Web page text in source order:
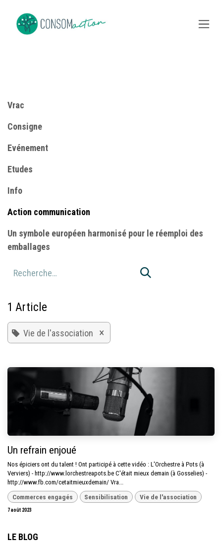
Vrac
Consigne
​Evénement
Etudes
Info
​Action communication
Un symbole européen harmonisé pour le réemploi des
emballages
1 Article
Vie de l'association ×
Un refrain enjoué
Nos épiciers ont du talent ! Ont participé à cette vidéo : L'Orchestre à Pots (à
Verviers) - http://www.lorchestreapots.be C'était mieux demain (à Gosselies) -
http://www.fb.com/cetaitmieuxdemain/ Vra...
Commerces engagés Sensibilisation Vie de l'association
7 août 2023
LE BLOG